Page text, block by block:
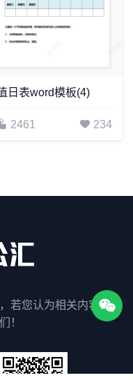
日表word模板(4)
2461 234
若您认为相关内容涉嫌
！